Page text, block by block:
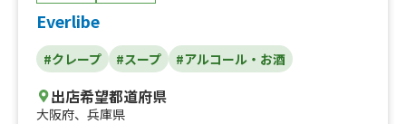
Everlibe
#クレープ #スープ #アルコール・お酒
出店希望都道府県
大阪府、 兵庫県